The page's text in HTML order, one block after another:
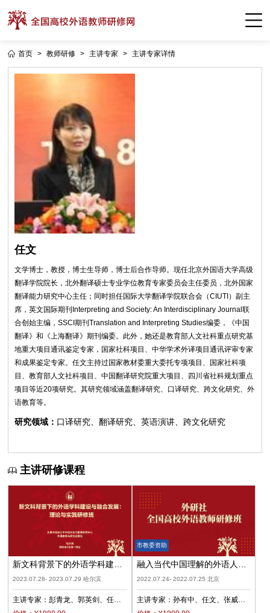
首页 > 教师研修 > 主讲专家 > 主讲专家详情
任文
文学博士，教授，博士生导师，博士后合作导师。现任北京外国语大学高级
翻译学院院长，北外翻译硕士专业学位教育专家委员会主任委员，北外国家
翻译能力研究中心主任；同时担任国际大学翻译学院联合会（CIUTI）副主
席，英文国际期刊Interpreting and Society: An Interdisciplinary Journal联
合创始主编，SSCI期刊Translation and Interpreting Studies编委，《中国
翻译》和《上海翻译》期刊编委。此外，她还是教育部人文社科重点研究基
地重大项目通讯鉴定专家，国家社科项目、中华学术外译项目通讯评审专家
和成果鉴定专家。任文主持过国家教材委重大委托专项项目、国家社科项
目、教育部人文社科项目、中国翻译研究院重大项目、四川省社科规划重点
项目等近20项研究。其研究领域涵盖翻译研究、口译研究、跨文化研究、外
语教育等。
研究领域： 口译研究、翻译研究、英语演讲、跨文化研究
主讲研修课程
新文科背景下的外语学科建设
与融合发展：理论与实践（哈
2023.07.28- 2023.07.29 哈尔滨
主讲专家：彭青龙 郭英剑
任
文
王卓 李雪
融入当代中国理解的外语人才
培养
2022.07.24- 2022.07.25 北京
主讲专家： 孙有中 任文
张威
金利民